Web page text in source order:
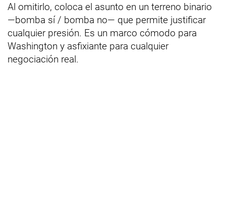
Al omitirlo, coloca el asunto en un terreno binario
—bomba sí / bomba no— que permite justificar
cualquier presión. Es un marco cómodo para
Washington y asfixiante para cualquier
negociación real.